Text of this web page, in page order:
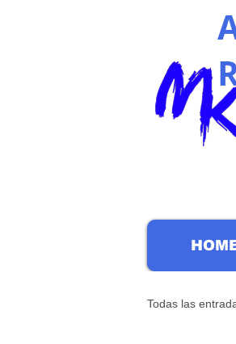
Todas las